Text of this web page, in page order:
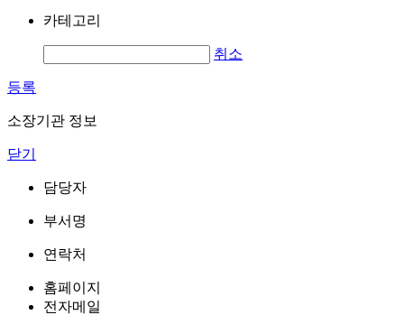
카테고리
취소
등록
소장기관 정보
닫기
담당자
부서명
연락처
홈페이지
전자메일